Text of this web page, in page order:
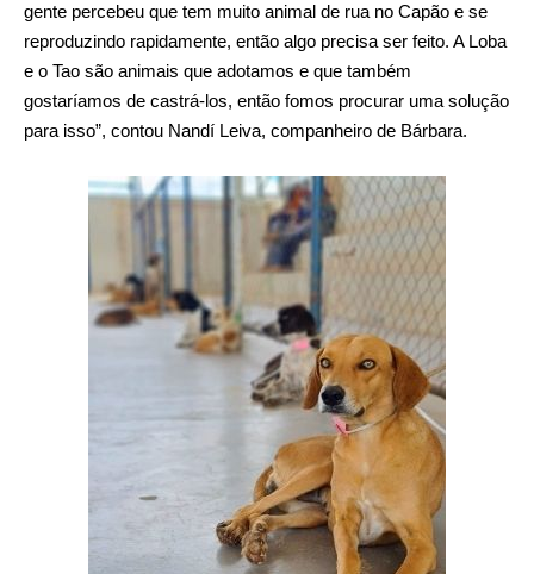
gente percebeu que tem muito animal de rua no Capão e se
reproduzindo rapidamente, então algo precisa ser feito. A Loba
e o Tao são animais que adotamos e que também
gostaríamos de castrá-los, então fomos procurar uma solução
para isso”, contou Nandí Leiva, companheiro de Bárbara.